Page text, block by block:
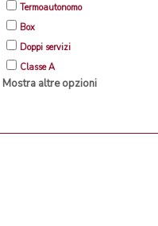
Termoautonomo
Box
Doppi servizi
Classe A
Mostra altre opzioni